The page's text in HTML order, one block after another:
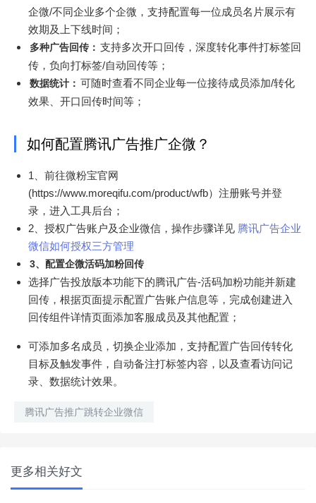
企微/不同企业多个企微，支持配置每一位成员名片展示有
效期及上下线时间；
多种广告回传： 支持多次开口回传，深度转化事件打标签回
传，负向打标签/自动回传等；
数据统计： 可随时查看不同企业每一位接待成员添加/转化
效果、开口回传时间等；
如何配置腾讯广告推广企微？
1、前往微粉宝官网
(https://www.moreqifu.com/product/wfb）注册账号并登
录，进入工具后台；
2、授权广告账户及企业微信，操作步骤详见 腾讯广告企业
微信如何授权三方管理
3、配置企微活码加粉回传
选择广告投放版本功能下的腾讯广告-活码加粉功能并新建
回传，根据页面提示配置广告账户信息等，完成创建进入
回传组件详情页面添加客服成员及其他配置；
可添加多名成员，切换企业添加，支持配置广告回传转化
目标及触发事件，自动备注打标签内容，以及查看访问记
录、数据统计效果。
腾讯广告推广跳转企业微信
更多相关好文